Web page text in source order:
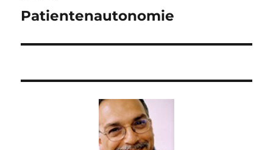
Nächster
Patientenautonomie